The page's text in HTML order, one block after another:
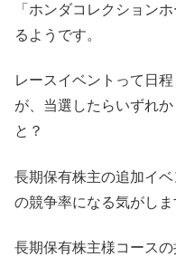
「ホンダコレクション
るようです。
レースイベントって日
が、当選したらいずれ
と？
長期保有株主の追加イ
の競争率になる気がしま
長期保有株主様コース